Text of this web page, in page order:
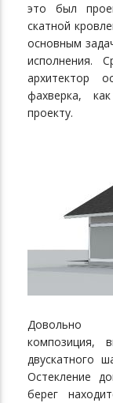
это был
скатной
основным
исполнения.
архитектор
фахверка,
проекту.
Довольно
композиция,
двускатного
Остекление
берег